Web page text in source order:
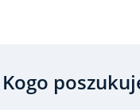
Kogo